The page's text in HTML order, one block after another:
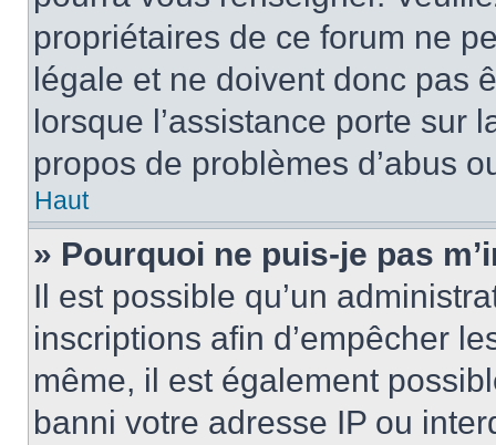
propriétaires de ce forum ne
légale et ne doivent donc pas
lorsque l’assistance porte sur
propos de problèmes d’abus
Haut
» Pourquoi ne puis-je pas
Il est possible qu’un
inscriptions afin d’empêcher
même, il est également
banni votre adresse IP ou